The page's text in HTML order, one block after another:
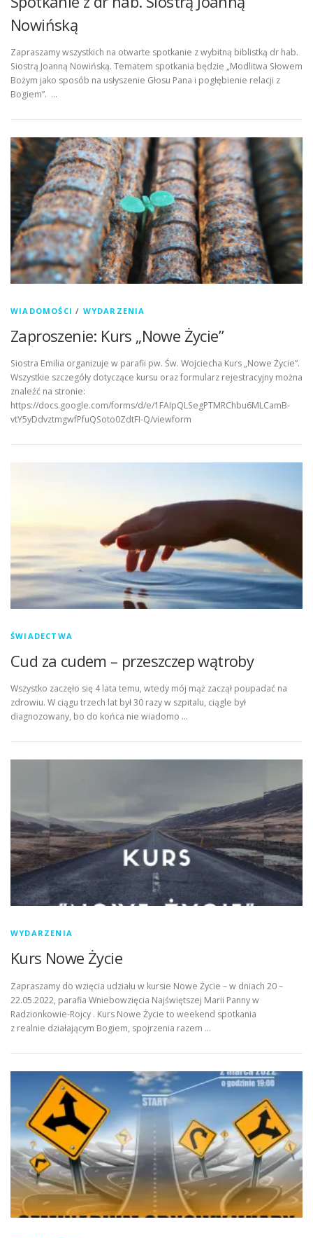
Nowińską
Zapraszamy wszystkich na otwarte spotkanie z wybitną biblistką dr hab.
Siostrą Joanną Nowińską. Tematem spotkania będzie „Modlitwa Słowem
Bożym jako sposób na usłyszenie Głosu Pana i pogłębienie relacji z
Bogiem”. …
WIADOMOŚCI / WYDARZENIA
Zaproszenie: Kurs „Nowe Życie”
Siostra Emilia organizuje w parafii pw. Św. Wojciecha Kurs „Nowe Życie”.
Wszystkie szczegóły dotyczące kursu oraz formularz rejestracyjny można
znaleźć na stronie:
https://docs.google.com/forms/d/e/1FAIpQLSegPTMRChbu6MLCamB-
vtY5yDdvztmgwfPfuQSoto0ZdtFI-Q/viewform
ŚWIADECTWA
Cud za cudem – przeszczep wątroby
Wszystko zaczęło się 4 lata temu, wtedy mój mąż zaczął poupadać na
zdrowiu. W ciągu trzech lat był 30 razy w szpitalu, ciągle był
diagnozowany, bo do końca nie wiadomo …
WYDARZENIA
Kurs Nowe Życie
Zapraszamy do wzięcia udziału w kursie Nowe Życie – w dniach 20 –
22.05.2022, parafia Wniebowzięcia Najświętszej Marii Panny w
Radzionkowie-Rojcy . Kurs Nowe Życie to weekend spotkania
z realnie działającym Bogiem, spojrzenia razem …